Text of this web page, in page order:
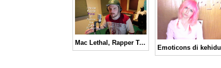
Mac Lethal, Rapper Tercepat di Dunia?